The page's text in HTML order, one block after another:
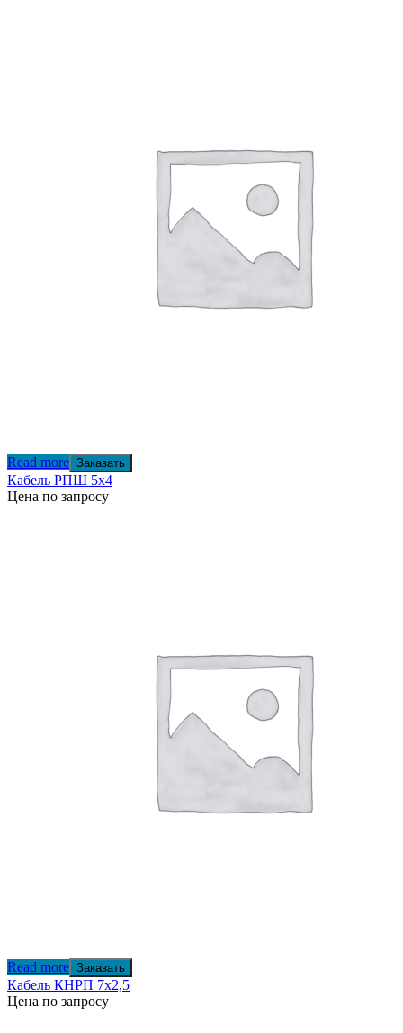
Read more Заказать
Кабель РПШ 5х4
Цена по запросу
Read more Заказать
Кабель КНРП 7х2,5
Цена по запросу